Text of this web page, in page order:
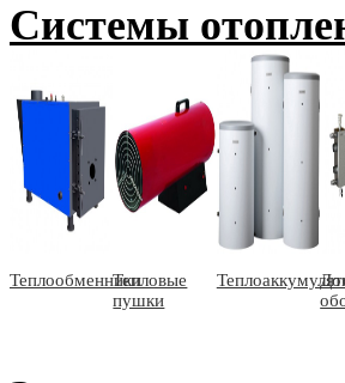
Системы
ТеплообменникиТепловые
пушки